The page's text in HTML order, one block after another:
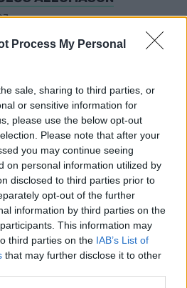
Process My Personal
sale, sharing to third parties, or
or sensitive information for
please use the below opt-out
Please note that after your
you may continue seeing
on personal information utilized by
disclosed to third parties prior to
opt-out of the further
information by third parties on the
This information may
third parties on the IAB’s List of
that may further disclose it to other
AZ ALAGÚTBA A
érintett szakaszt, a 2-es metró
környéken.
ROHANT A BÉCS FELÉ
MAGYAR FÉRFI
anyáról most egy válságstáb
és öngyilkosságot
A LUKÁCSHÁZÁNÁL
HAJTOTT SOFŐR